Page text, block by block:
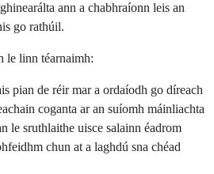
ann a chabhraíonn leis an
go rathúil.
le linn téarnaimh:
pian de réir mar a ordaíodh go díreach
coganta ar an suíomh máinliachta
le sruthlaithe uisce salainn éadrom
chun at a laghdú sna chéad